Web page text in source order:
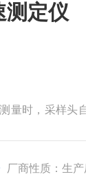
测定仪
量时，采样头
厂商性质：生产